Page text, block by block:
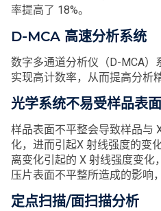
率提高了 18%。
D-MCA 高速分析系统
数字多通道分析仪（D-MCA）
实现高计数率，从而提高分析
光学系统不易受样品表
样品表面不平整会导致样品与
化，进而引起X 射线强度的变
离变化引起的 X 射线强度变化
压片表面不平整所造成的影响
定点扫描/面扫描分析